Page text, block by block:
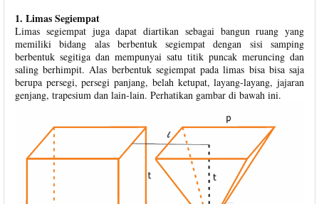
1. Limas Segiempat
Limas segiempat juga dapat diartikan sebagai bangun ruang yang
memiliki bidang alas berbentuk segiempat dengan sisi samping
berbentuk segitiga dan mempunyai satu titik puncak meruncing dan
saling berhimpit. Alas berbentuk segiempat pada limas bisa bisa saja
berupa persegi, persegi panjang, belah ketupat, layang-layang, jajaran
genjang, trapesium dan lain-lain. Perhatikan gambar di bawah ini.